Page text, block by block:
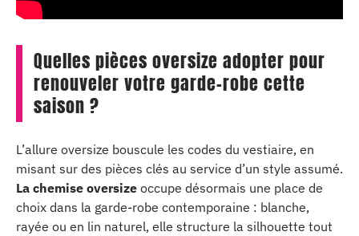
Quelles pièces oversize adopter pour
renouveler votre garde-robe cette
saison ?
L’allure oversize bouscule les codes du vestiaire, en
misant sur des pièces clés au service d’un style assumé.
La chemise oversize occupe désormais une place de
choix dans la garde-robe contemporaine : blanche,
rayée ou en lin naturel, elle structure la silhouette tout